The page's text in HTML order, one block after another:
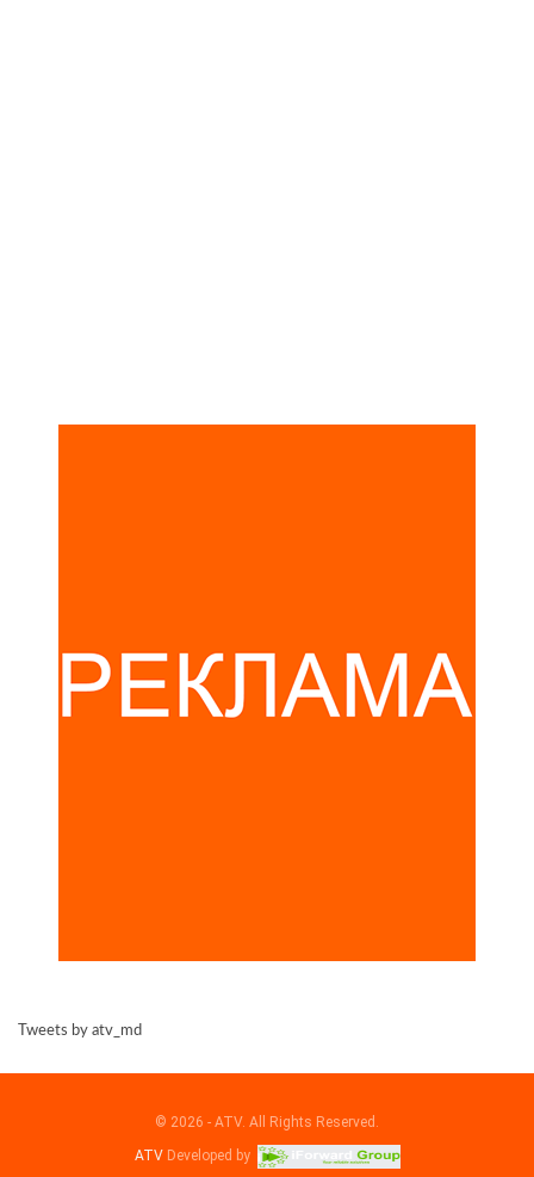
Tweets by atv_md
© 2026 - ATV. All Rights Reserved.
ATVDeveloped by